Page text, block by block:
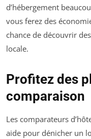
d’hébergement
vous ferez des
chance de découvrir
locale.
Profitez des
comparaison
Les comparateurs
aide pour dénicher un